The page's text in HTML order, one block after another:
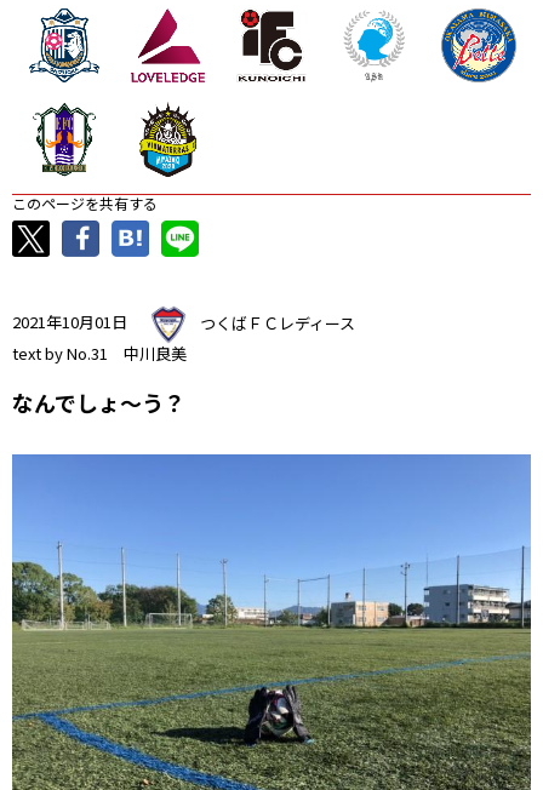
このページを共有する
2021年10月01日
つくばＦＣレディース
text by No.31 中川良美
なんでしょ～う？